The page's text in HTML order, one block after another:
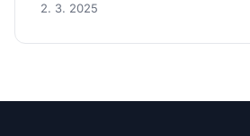
2. 3. 2025